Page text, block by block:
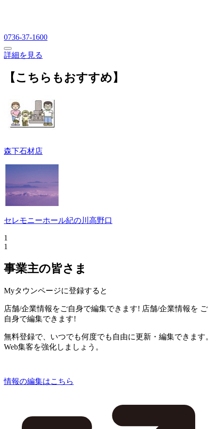
0736-37-1600
詳細を見る
【こちらもおすすめ】
森下石材店
セレモニーホール紀の川高野口
1
1
事業主の皆さま
Myタウンページに登録すると
店舗/企業情報をご自身で編集できます! 店舗/企業情報を ご
自身で編集できます!
無料登録で、いつでも何度でも自由に更新・編集できます。
Web集客を強化しましょう。
情報の編集はこちら